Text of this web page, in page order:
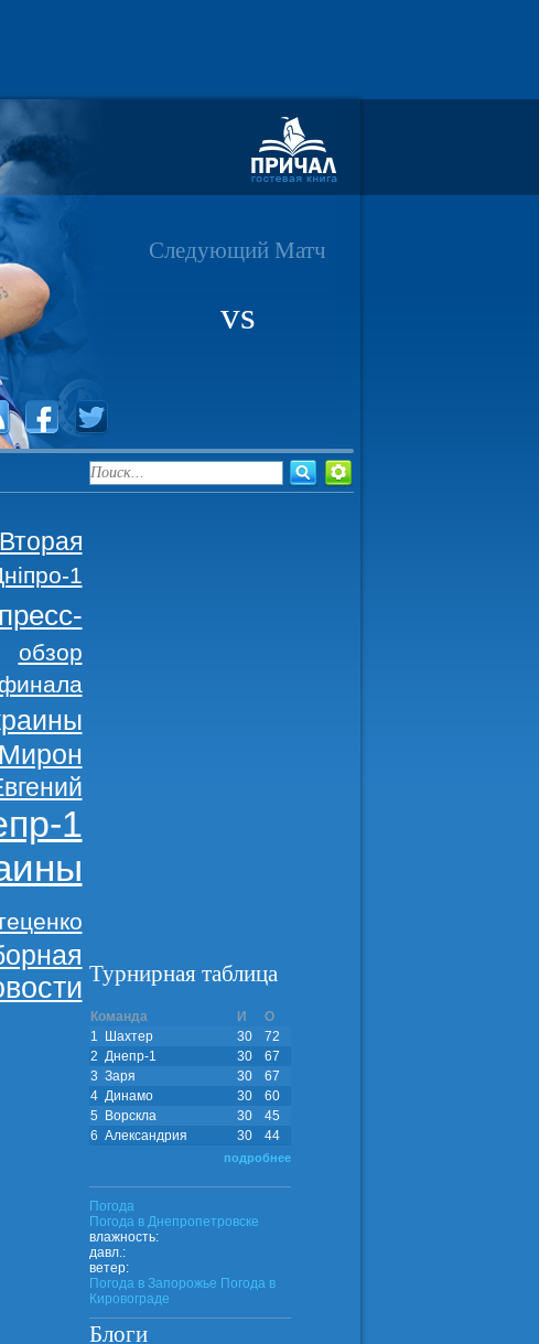
Следующий Матч
vs
Вторая
1
пресс-
обзор
Мирон
1
Турнирная таблица
Команда И
О
1
Шахтер 30
72
2 Днепр-1 30
67
3 Заря 30
67
4 Динамо 30
60
5
Ворскла 30
45
6 Александрия 30 44
подробнее
Погода
Погода в Днепропетровске
влажность:
давл.:
ветер:
Погода в Запорожье Погода в
Кировограде
Блоги